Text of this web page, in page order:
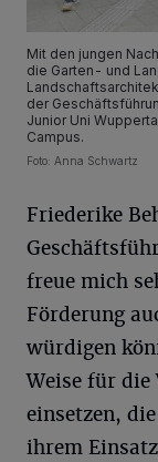
Mit den jungen
die Garten- und
der
Junior Uni
Campus.
Foto: Anna Schwartz
Friederike
freue mich
Förderung
würdigen
Weise für die
einsetzen,
ihrem